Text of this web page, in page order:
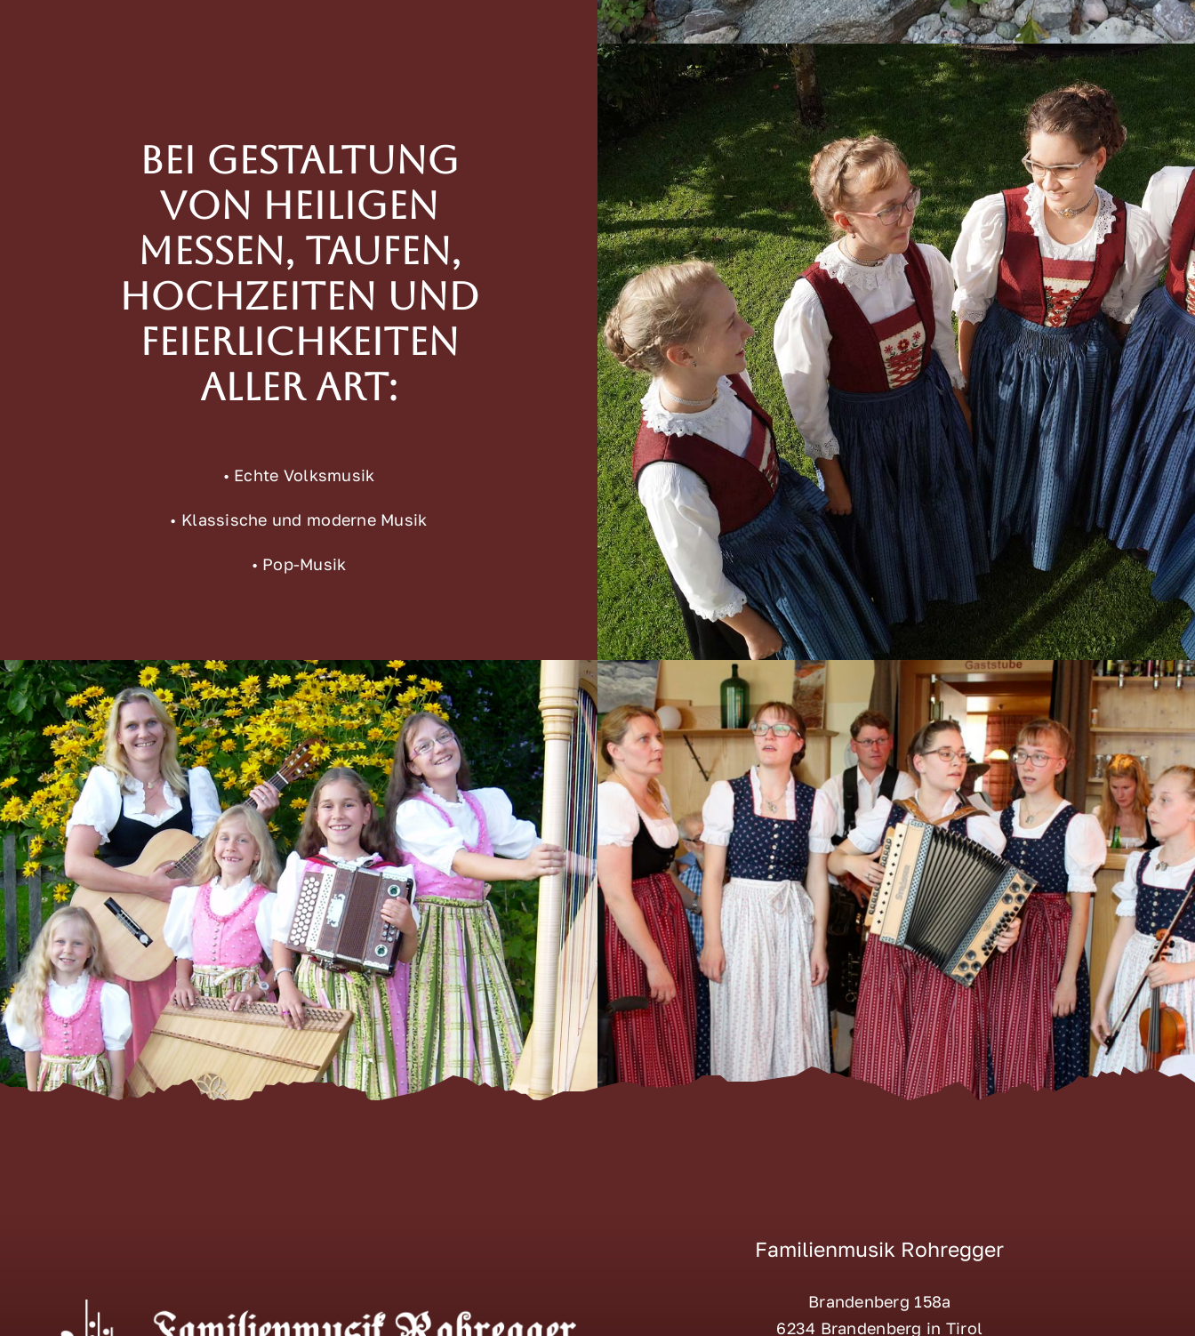
Bei Gestaltung
von Heiligen
Messen, Taufen,
Hochzeiten und
Feierlichkeiten
aller Art:
• Echte Volksmusik
• Klassische und moderne Musik
• Pop-Musik
Familienmusik Rohregger
Brandenberg 158a
6234 Brandenberg in Tirol